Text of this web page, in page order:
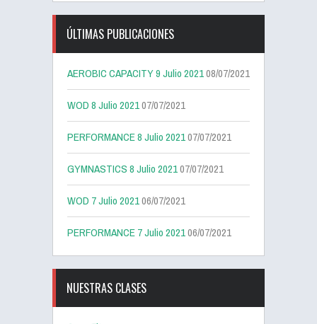
ÚLTIMAS PUBLICACIONES
AEROBIC CAPACITY 9 Julio 202108/07/2021
WOD 8 Julio 202107/07/2021
PERFORMANCE 8 Julio 202107/07/2021
GYMNASTICS 8 Julio 202107/07/2021
WOD 7 Julio 202106/07/2021
PERFORMANCE 7 Julio 202106/07/2021
NUESTRAS CLASES